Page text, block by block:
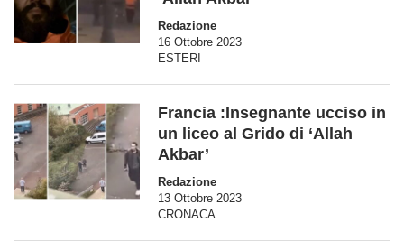
Redazione
16 Ottobre 2023
ESTERI
Francia :Insegnante ucciso in
un liceo al Grido di ‘Allah
Akbar’
Redazione
13 Ottobre 2023
CRONACA